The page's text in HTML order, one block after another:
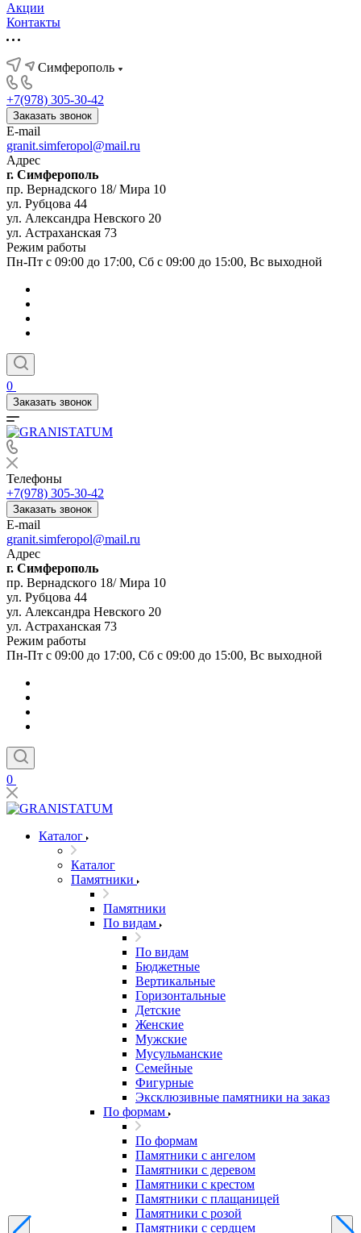
Акции
Контакты
Симферополь
+7(978) 305-30-42
Заказать звонок
E-mail
granit.simferopol@mail.ru
Адрес
г. Симферополь
пр. Вернадского 18/ Мира 10
ул. Рубцова 44
ул. Александра Невского 20
ул. Астраханская 73
Режим работы
Пн-Пт с 09:00 до 17:00, Сб с 09:00 до 15:00, Вс выходной
0
Заказать звонок
Телефоны
+7(978) 305-30-42
Заказать звонок
E-mail
granit.simferopol@mail.ru
Адрес
г. Симферополь
пр. Вернадского 18/ Мира 10
ул. Рубцова 44
ул. Александра Невского 20
ул. Астраханская 73
Режим работы
Пн-Пт с 09:00 до 17:00, Сб с 09:00 до 15:00, Вс выходной
0
Каталог
Каталог
Памятники
Памятники
По видам
По видам
Бюджетные
Вертикальные
Горизонтальные
Детские
Женские
Мужские
Мусульманские
Семейные
Фигурные
Эксклюзивные памятники на заказ
По формам
По формам
Памятники с ангелом
Памятники с деревом
Памятники с крестом
Памятники с плащаницей
Памятники с розой
Памятники с сердцем